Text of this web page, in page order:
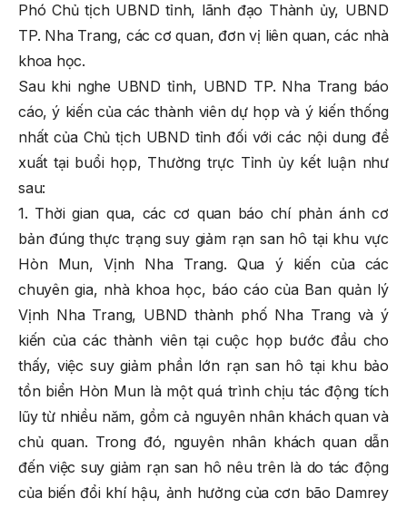
Phó Chủ tịch UBND tỉnh, lãnh đạo Thành ủy, UBND
TP. Nha Trang, các cơ quan, đơn vị liên quan, các nhà
khoa học.
Sau khi nghe UBND tỉnh, UBND TP. Nha Trang báo
cáo, ý kiến của các thành viên dự họp và ý kiến thống
nhất của Chủ tịch UBND tỉnh đối với các nội dung đề
xuất tại buổi họp, Thường trực Tỉnh ủy kết luận như
sau:
1. Thời gian qua, các cơ quan báo chí phản ánh cơ
bản đúng thực trạng suy giảm rạn san hô tại khu vực
Hòn Mun, Vịnh Nha Trang. Qua ý kiến của các
chuyên gia, nhà khoa học, báo cáo của Ban quản lý
Vịnh Nha Trang, UBND thành phố Nha Trang và ý
kiến của các thành viên tại cuộc họp bước đầu cho
thấy, việc suy giảm phần lớn rạn san hô tại khu bảo
tồn biển Hòn Mun là một quá trình chịu tác động tích
lũy từ nhiều năm, gồm cả nguyên nhân khách quan và
chủ quan. Trong đó, nguyên nhân khách quan dẫn
đến việc suy giảm rạn san hô nêu trên là do tác động
của biến đổi khí hậu, ảnh hưởng của cơn bão Damrey